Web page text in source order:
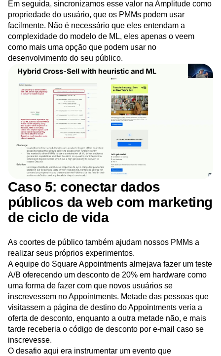
Em seguida, sincronizamos esse valor na Amplitude como
propriedade do usuário, que os PMMs podem usar
facilmente. Não é necessário que eles entendam a
complexidade do modelo de ML, eles apenas o veem
como mais uma opção que podem usar no
desenvolvimento do seu público.
Caso 5: conectar dados
públicos da web com marketing
de ciclo de vida
As coortes de público também ajudam nossos PMMs a
realizar seus próprios experimentos.
A equipe do Square Appointments almejava fazer um teste
A/B oferecendo um desconto de 20% em hardware como
uma forma de fazer com que novos usuários se
inscrevessem no Appointments. Metade das pessoas que
visitassem a página de destino do Appointments veria a
oferta de desconto, enquanto a outra metade não, e mais
tarde receberia o código de desconto por e-mail caso se
inscrevesse.
O desafio aqui era instrumentar um evento que